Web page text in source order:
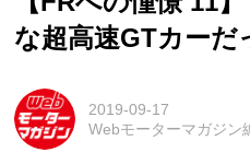
な超高速GTカーだ
2019-09-17
Webモーターマガジン